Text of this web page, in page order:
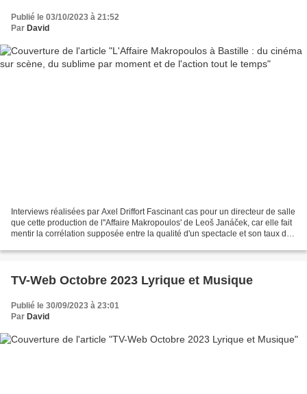
Publié le 03/10/2023 à 21:52
Par David
Interviews réalisées par Axel Driffort Fascinant cas pour un directeur de salle
que cette production de l''Affaire Makropoulos' de Leoš Janáček, car elle fait
mentir la corrélation supposée entre la qualité d'un spectacle et son taux de
TV-Web Octobre 2023 Lyrique et Musique
Publié le 30/09/2023 à 23:01
Par David